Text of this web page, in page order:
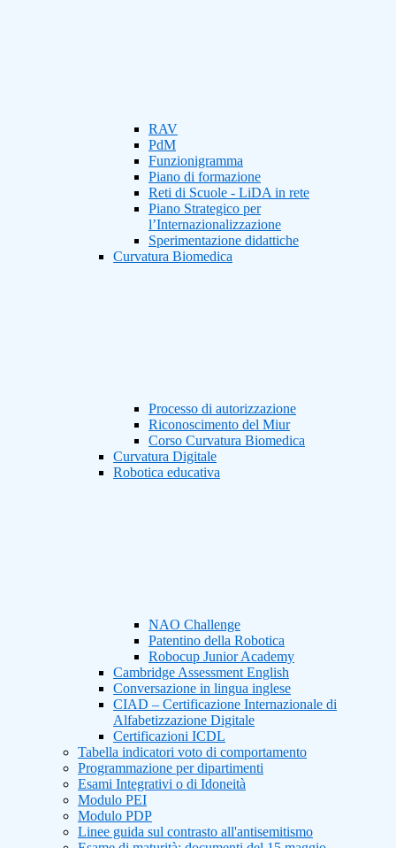
RAV
PdM
Funzionigramma
Piano di formazione
Reti di Scuole - LiDA in rete
Piano Strategico per
l’Internazionalizzazione
Sperimentazione didattiche
Curvatura Biomedica
Processo di autorizzazione
Riconoscimento del Miur
Corso Curvatura Biomedica
Curvatura Digitale
Robotica educativa
NAO Challenge
Patentino della Robotica
Robocup Junior Academy
Cambridge Assessment English
Conversazione in lingua inglese
CIAD – Certificazione Internazionale di
Alfabetizzazione Digitale
Certificazioni ICDL
Tabella indicatori voto di comportamento
Programmazione per dipartimenti
Esami Integrativi o di Idoneità
Modulo PEI
Modulo PDP
Linee guida sul contrasto all'antisemitismo